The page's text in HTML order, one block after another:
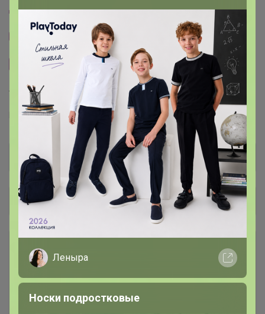
Общий каталог
присоединяйтесь
50%
Пристрой организатора СЛАДКАЯ
Тема отзывов
Сайт закупки
Торговые марки
ИКЕА™ IKEA™
Леныра
Носки подростковые